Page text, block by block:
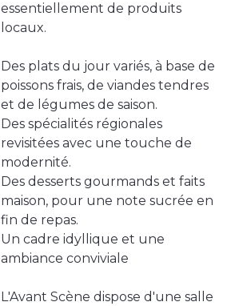
essentiellement de produits
locaux.
Des plats du jour variés, à base de
poissons frais, de viandes tendres
et de légumes de saison.
Des spécialités régionales
revisitées avec une touche de
modernité.
Des desserts gourmands et faits
maison, pour une note sucrée en
fin de repas.
Un cadre idyllique et une
ambiance conviviale
L'Avant Scène dispose d'une salle